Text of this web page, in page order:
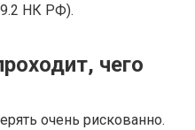
НК РФ).
чего
очень рискованно.